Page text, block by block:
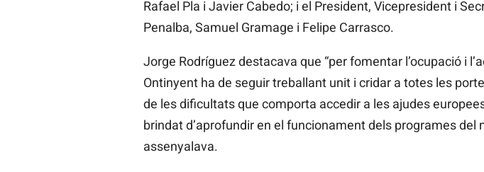
Rafael Pla i Javier Cabedo; i el President, Vicepresident i
Penalba, Samuel Gramage i Felipe Carrasco.
Jorge Rodríguez destacava que “per fomentar l’ocupació i
Ontinyent ha de seguir treballant unit i cridar a totes les
de les dificultats que comporta accedir a les ajudes
brindat d’aprofundir en el funcionament dels programes del
assenyalava.